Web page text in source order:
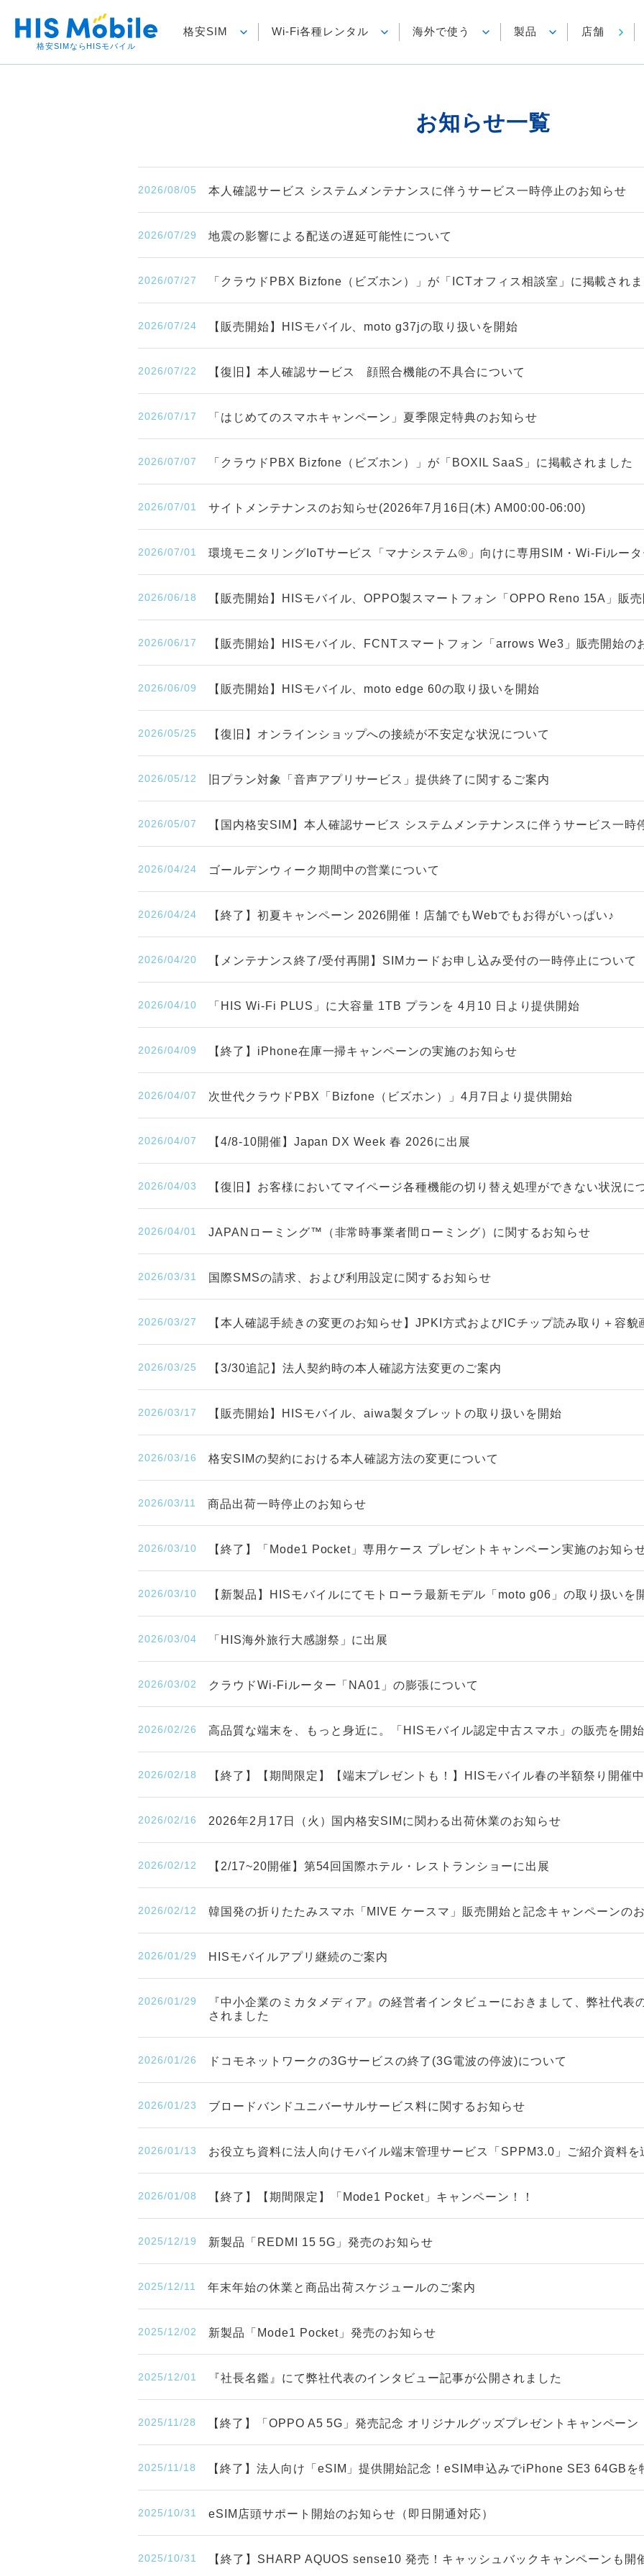
格安SIMならHISモバイル
格安SIM Wi-Fi各種レンタル 海外で使う 製品 店舗
お知らせ一覧
2026/08/05 本人確認サービス システムメンテナンスに伴うサービス一時停止のお知らせ
2026/07/29 地震の影響による配送の遅延可能性について
2026/07/27 「クラウドPBX Bizfone（ビズホン）」が「ICTオフィス相談室」に掲載され
2026/07/24 【販売開始】HISモバイル、moto g37jの取り扱いを開始
2026/07/22 【復旧】本人確認サービス 顔照合機能の不具合について
2026/07/17 「はじめてのスマホキャンペーン」夏季限定特典のお知らせ
2026/07/07 「クラウドPBX Bizfone（ビズホン）」が「BOXIL SaaS」に掲載されました
2026/07/01 サイトメンテナンスのお知らせ(2026年7月16日(木) AM00:00-06:00)
2026/07/01 環境モニタリングIoTサービス「マナシステム®」向けに専用SIM・Wi-Fiルー
2026/06/18 【販売開始】HISモバイル、OPPO製スマートフォン「OPPO Reno 15A」販
2026/06/17 【販売開始】HISモバイル、FCNTスマートフォン「arrows We3」販売開始の
2026/06/09 【販売開始】HISモバイル、moto edge 60の取り扱いを開始
2026/05/25 【復旧】オンラインショップへの接続が不安定な状況について
2026/05/12 旧プラン対象「音声アプリサービス」提供終了に関するご案内
2026/05/07 【国内格安SIM】本人確認サービス システムメンテナンスに伴うサービス一時
2026/04/24 ゴールデンウィーク期間中の営業について
2026/04/24 【終了】初夏キャンペーン 2026開催！店舗でもWebでもお得がいっぱい♪
2026/04/20 【メンテナンス終了/受付再開】SIMカードお申し込み受付の一時停止について
2026/04/10 「HIS Wi-Fi PLUS」に大容量 1TB プランを 4月10 日より提供開始
2026/04/09 【終了】iPhone在庫一掃キャンペーンの実施のお知らせ
2026/04/07 次世代クラウドPBX「Bizfone（ビズホン）」4月7日より提供開始
2026/04/07 【4/8-10開催】Japan DX Week 春 2026に出展
2026/04/03 【復旧】お客様においてマイページ各種機能の切り替え処理ができない状況に
2026/04/01 JAPANローミング™（非常時事業者間ローミング）に関するお知らせ
2026/03/31 国際SMSの請求、および利用設定に関するお知らせ
2026/03/27 【本人確認手続きの変更のお知らせ】JPKI方式およびICチップ読み取り＋容貌
2026/03/25 【3/30追記】法人契約時の本人確認方法変更のご案内
2026/03/17 【販売開始】HISモバイル、aiwa製タブレットの取り扱いを開始
2026/03/16 格安SIMの契約における本人確認方法の変更について
2026/03/11 商品出荷一時停止のお知らせ
2026/03/10 【終了】「Mode1 Pocket」専用ケース プレゼントキャンペーン実施のお知ら
2026/03/10 【新製品】HISモバイルにてモトローラ最新モデル「moto g06」の取り扱いを
2026/03/04 「HIS海外旅行大感謝祭」に出展
2026/03/02 クラウドWi-Fiルーター「NA01」の膨張について
2026/02/26 高品質な端末を、もっと身近に。「HISモバイル認定中古スマホ」の販売を開始
2026/02/18 【終了】【期間限定】【端末プレゼントも！】HISモバイル春の半額祭り開催
2026/02/16 2026年2月17日（火）国内格安SIMに関わる出荷休業のお知らせ
2026/02/12 【2/17~20開催】第54回国際ホテル・レストランショーに出展
2026/02/12 韓国発の折りたたみスマホ「MIVE ケースマ」販売開始と記念キャンペーンの
2026/01/29 HISモバイルアプリ継続のご案内
2026/01/29
『中小企業のミカタメディア』の経営者インタビューにおきまして、弊社代表
されました
2026/01/26 ドコモネットワークの3Gサービスの終了(3G電波の停波)について
2026/01/23 ブロードバンドユニバーサルサービス料に関するお知らせ
2026/01/13 お役立ち資料に法人向けモバイル端末管理サービス「SPPM3.0」ご紹介資料を
2026/01/08 【終了】【期間限定】「Mode1 Pocket」キャンペーン！！
2025/12/19 新製品「REDMI 15 5G」発売のお知らせ
2025/12/11 年末年始の休業と商品出荷スケジュールのご案内
2025/12/02 新製品「Mode1 Pocket」発売のお知らせ
2025/12/01 『社長名鑑』にて弊社代表のインタビュー記事が公開されました
2025/11/28 【終了】「OPPO A5 5G」発売記念 オリジナルグッズプレゼントキャンペーン
2025/11/18 【終了】法人向け「eSIM」提供開始記念！eSIM申込みでiPhone SE3 64GBを
2025/10/31 eSIM店頭サポート開始のお知らせ（即日開通対応）
2025/10/31 【終了】SHARP AQUOS sense10 発売！キャッシュバックキャンペーンも開